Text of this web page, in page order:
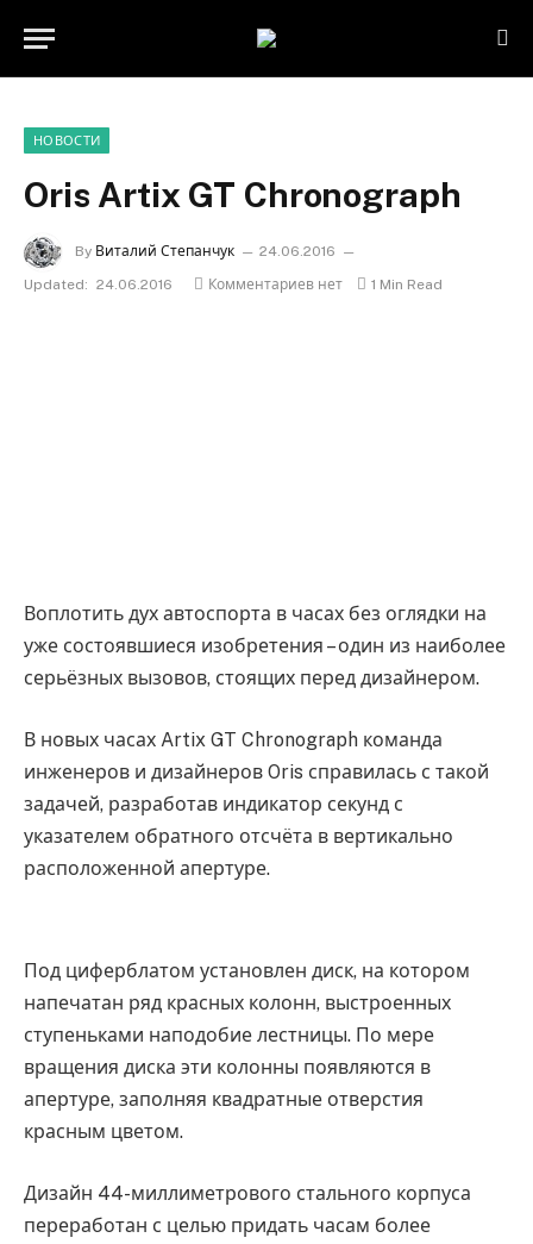
НОВОСТИ
Oris Artix GT Chronograph
By Виталий Степанчук
24.06.2016
Updated: 24.06.2016 Комментариев нет 1 Min Read
Воплотить дух автоспорта в часах без оглядки на
уже состоявшиеся изобретения – один из наиболее
серьёзных вызовов, стоящих перед дизайнером.
В новых часах Artix GT Chronograph команда
инженеров и дизайнеров Oris справилась с такой
задачей, разработав индикатор секунд с
указателем обратного отсчёта в вертикально
расположенной апертуре.
Под циферблатом установлен диск, на котором
напечатан ряд красных колонн, выстроенных
ступеньками наподобие лестницы. По мере
вращения диска эти колонны появляются в
апертуре, заполняя квадратные отверстия
красным цветом.
Дизайн 44-миллиметрового стального корпуса
переработан с целью придать часам более